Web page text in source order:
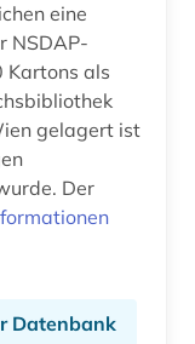
eine
NSDAP-
Kartons als
gelagert ist
Der
Datenbank